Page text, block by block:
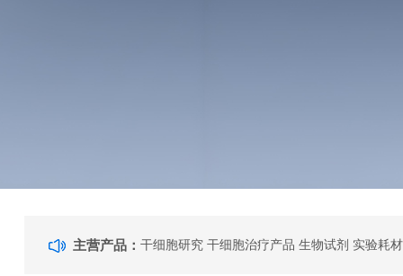
主营产品：干细胞研究 干细胞治疗产品 生物试剂 实验耗